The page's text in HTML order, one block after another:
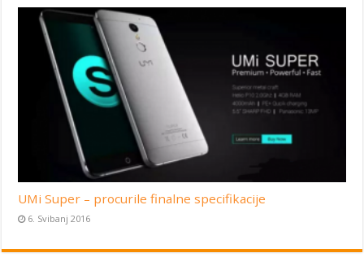
UMi Super – procurile finalne specifikacije
6. Svibanj 2016